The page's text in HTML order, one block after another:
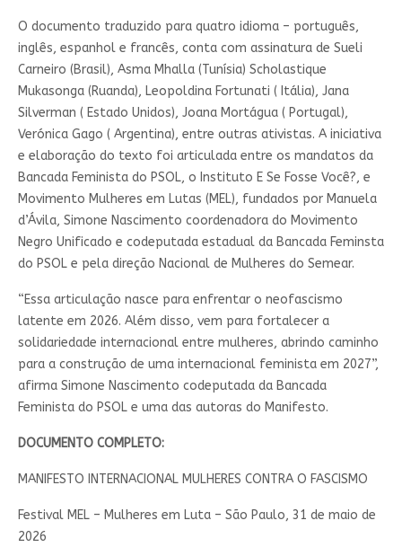
O documento traduzido para quatro idioma – português,
inglês, espanhol e francês, conta com assinatura de Sueli
Carneiro (Brasil), Asma Mhalla (Tunísia) Scholastique
Mukasonga (Ruanda), Leopoldina Fortunati ( Itália), Jana
Silverman ( Estado Unidos), Joana Mortágua ( Portugal),
Verónica Gago ( Argentina), entre outras ativistas. A iniciativa
e elaboração do texto foi articulada entre os mandatos da
Bancada Feminista do PSOL, o Instituto E Se Fosse Você?, e
Movimento Mulheres em Lutas (MEL), fundados por Manuela
d’Ávila, Simone Nascimento coordenadora do Movimento
Negro Unificado e codeputada estadual da Bancada Feminsta
do PSOL e pela direção Nacional de Mulheres do Semear.
“Essa articulação nasce para enfrentar o neofascismo
latente em 2026. Além disso, vem para fortalecer a
solidariedade internacional entre mulheres, abrindo caminho
para a construção de uma internacional feminista em 2027”,
afirma Simone Nascimento codeputada da Bancada
Feminista do PSOL e uma das autoras do Manifesto.
DOCUMENTO COMPLETO:
MANIFESTO INTERNACIONAL MULHERES CONTRA O FASCISMO
Festival MEL – Mulheres em Luta – São Paulo, 31 de maio de
2026